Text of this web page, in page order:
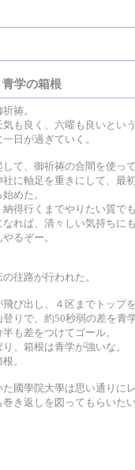
学の箱根
祷。
も良く、六曜も良いとい
日が過ぎていく。
て、御祈祷の合間を使っ
に軸足を重きにして、最
めた。
得行くまでやりたい質でも
れば、清々しい気持ちに
るぞー。
往路が行われた。
飛び出し、４区までトップ
りで、約50秒弱の差を青
も差をつけてゴール。
、箱根は青学が強いな。
。
國學院大學は思い通りに
き返しを図ってもらいたい